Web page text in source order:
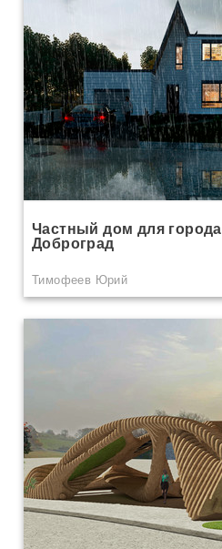
Частный дом для города
Доброград
Тимофеев Юрий